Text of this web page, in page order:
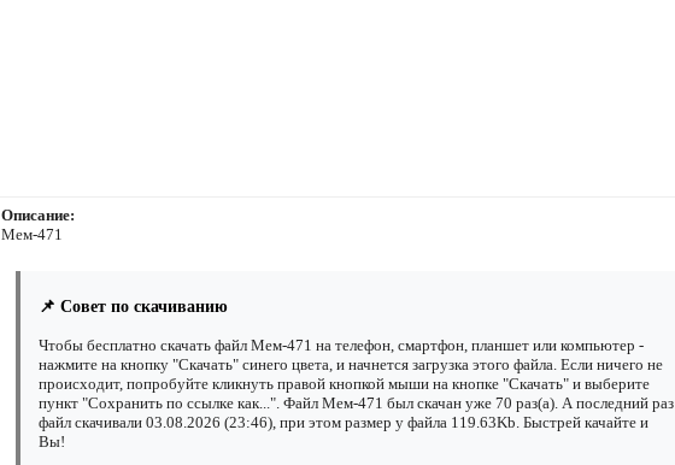
Описание:
Мем-471
📌 Совет по скачиванию
Чтобы бесплатно скачать файл Мем-471 на телефон, смартфон, планшет или компьютер -
нажмите на кнопку "Скачать" синего цвета, и начнется загрузка этого файла. Если ничего не
происходит, попробуйте кликнуть правой кнопкой мыши на кнопке "Скачать" и выберите
пункт "Сохранить по ссылке как...". Файл Мем-471 был скачан уже 70 раз(а). А последний раз
файл скачивали 03.08.2026 (23:46), при этом размер у файла 119.63Kb. Быстрей качайте и
Вы!